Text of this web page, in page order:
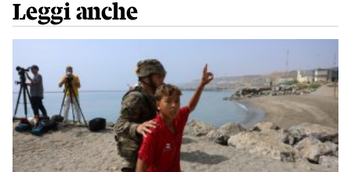
Leggi anche